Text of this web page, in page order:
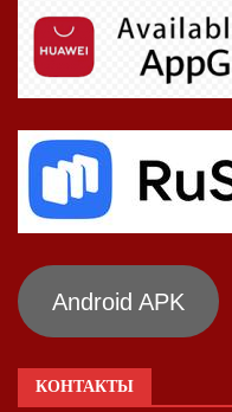
Android APK
КОНТАКТЫ